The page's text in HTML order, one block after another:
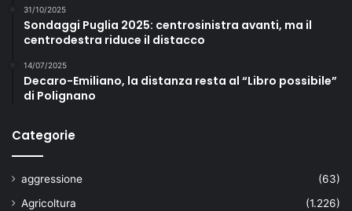
31/10/2025
Sondaggi Puglia 2025: centrosinistra avanti, ma il
centrodestra riduce il distacco
14/07/2025
Decaro-Emiliano, la distanza resta al “Libro possibile”
di Polignano
Categorie
aggressione
(63)
Agricoltura
(1.226)